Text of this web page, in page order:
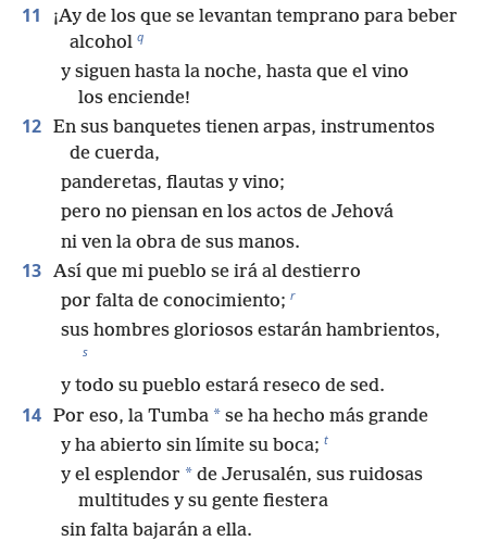
11
¡Ay de los que se levantan temprano para beber
alcohol q
y siguen hasta la noche, hasta que el vino
los enciende!
12 En sus banquetes tienen arpas, instrumentos
de cuerda,
panderetas, flautas y vino;
pero no piensan en los actos de Jehová
ni ven la obra de sus manos.
13 Así que mi pueblo se irá al destierro
por falta de conocimiento; r
sus hombres gloriosos estarán hambrientos,
s
y todo su pueblo estará reseco de sed.
14 Por eso, la Tumba * se ha hecho más grande
y ha abierto sin límite su boca; t
y el esplendor * de Jerusalén, sus ruidosas
multitudes y su gente fiestera
sin falta bajarán a ella.